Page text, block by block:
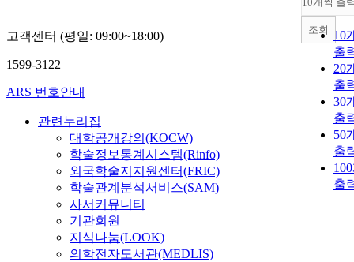
10
출
20
출
30
출
50
출
출
조회
고객센터 (평일: 09:00~18:00)
1599-3122
ARS 번호안내
관련누리집
대학공개강의(KOCW)
학술정보통계시스템(Rinfo)
외국학술지지원센터(FRIC)
학술관계분석서비스(SAM)
사서커뮤니티
기관회원
지식나눔(LOOK)
의학전자도서관(MEDLIS)